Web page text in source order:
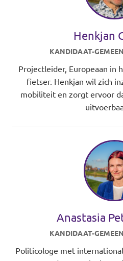
Henkjan
KANDIDAAT-
Projectleider, Europeaan in
fietser. Henkjan wil zich
mobiliteit en zorgt ervoor
Anastasia
KANDIDAAT-
Politicologe met